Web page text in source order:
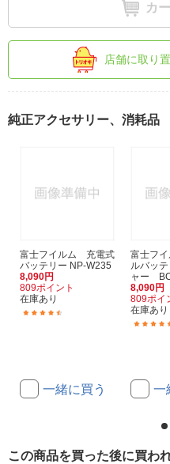
カ
店舗に取り
純正アクセサリー、消耗品
富士フイルム 充電式
バッテリー NP-W235
8,090円
809ポイント
在庫あり
一緒に買う
富士フ
ルバッ
ャー
8,090円
809ポイ
在庫あり
一
この商品を買った後に買わ